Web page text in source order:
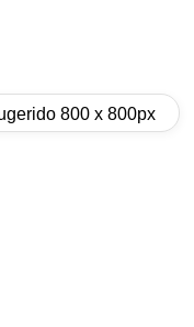
800 x 800px